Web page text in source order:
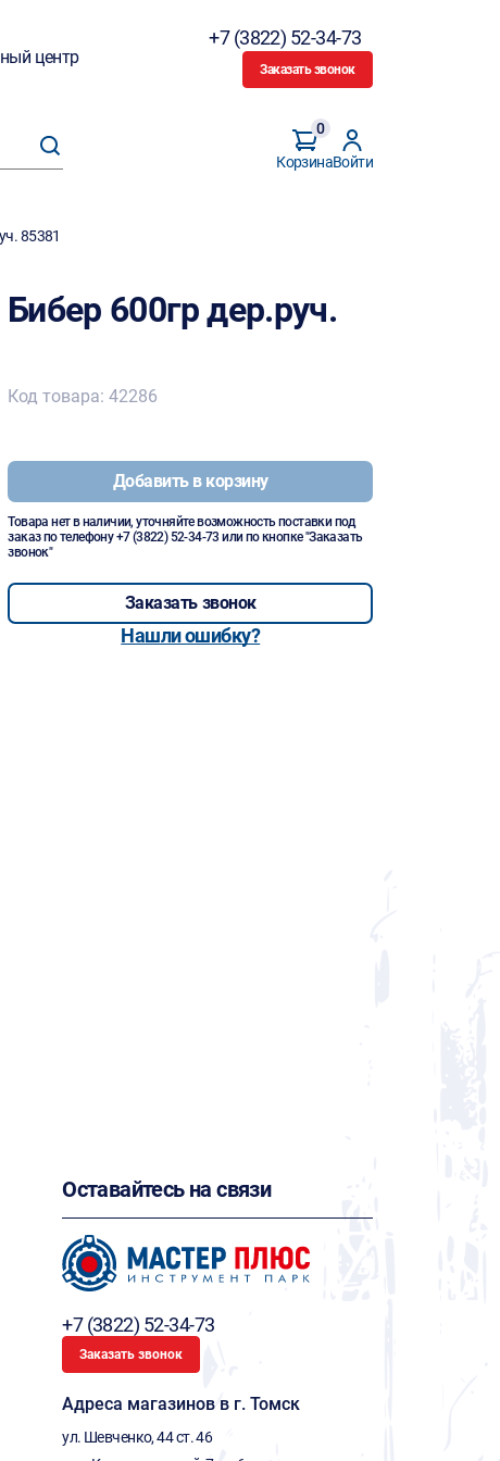
центр
+7 (3822) 52-34-73
Заказать звонок
Корзина
0
Войти
85381
600гр дер.руч.
Код товара: 42286
Добавить в корзину
Товара нет в наличии, уточняйте возможность поставки под
заказ по телефону+7 (3822) 52-34-73 или по кнопке "Заказать
звонок"
Заказать звонок
Нашли ошибку?
Оставайтесь на связи
+7 (3822) 52-34-73
Заказать звонок
Адреса магазинов в г. Томск
ул. Шевченко, 44 ст. 46